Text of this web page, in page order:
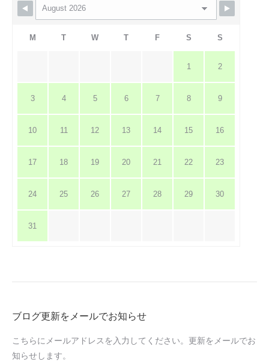
M T W T F S S
1 2
3 4 5 6 7 8 9
10 11 12 13 14 15 16
17 18 19 20 21 22 23
24 25 26 27 28 29 30
31
ブログ更新をメールでお知らせ
こちらにメールアドレスを入力してください。更新をメールでお
知らせします。